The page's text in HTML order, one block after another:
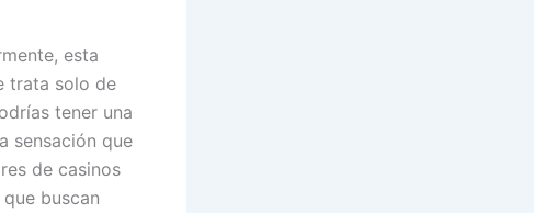
esta
trata solo de
tener una
sensación que
de casinos
buscan